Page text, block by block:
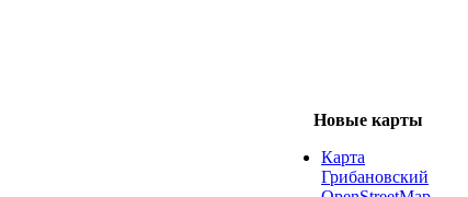
Новые карты
Карта
Грибановский